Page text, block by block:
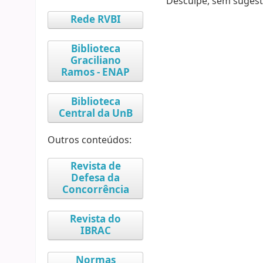
Rede RVBI
Biblioteca
Graciliano
Ramos - ENAP
Biblioteca
Central da UnB
Outros conteúdos:
Revista de
Defesa da
Concorrência
Revista do
IBRAC